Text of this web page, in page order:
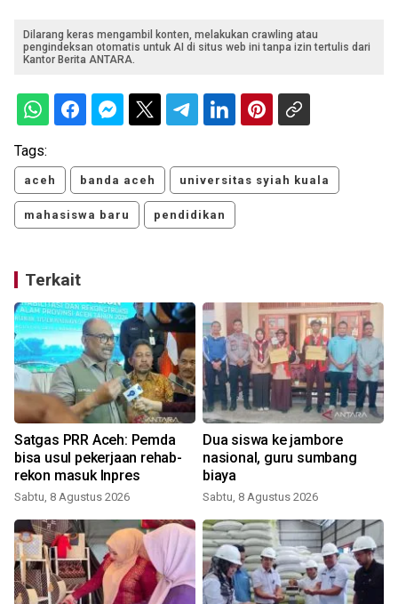
Dilarang keras mengambil konten, melakukan crawling atau
pengindeksan otomatis untuk AI di situs web ini tanpa izin tertulis dari
Kantor Berita ANTARA.
Tags:
aceh banda aceh universitas syiah kuala
mahasiswa baru pendidikan
Terkait
Satgas PRR Aceh: Pemda
bisa usul pekerjaan rehab-
rekon masuk Inpres
Sabtu, 8 Agustus 2026
Dua siswa ke jambore
nasional, guru sumbang
biaya
Sabtu, 8 Agustus 2026